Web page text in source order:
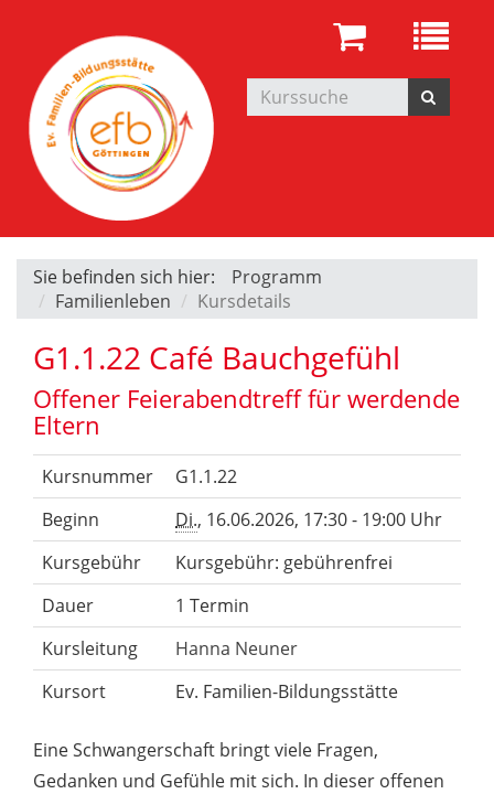
Sie befinden sich hier:
Programm
Familienleben
Kursdetails
G1.1.22 Café Bauchgefühl
Offener Feierabendtreff für werdende
Eltern
Kursnummer
G1.1.22
Beginn
Di., 16.06.2026, 17:30 - 19:00 Uhr
Kursgebühr
Kursgebühr: gebührenfrei
Dauer
1 Termin
Kursleitung
Hanna Neuner
Kursort
Ev. Familien-Bildungsstätte
Eine Schwangerschaft bringt viele Fragen,
Gedanken und Gefühle mit sich. In dieser offenen